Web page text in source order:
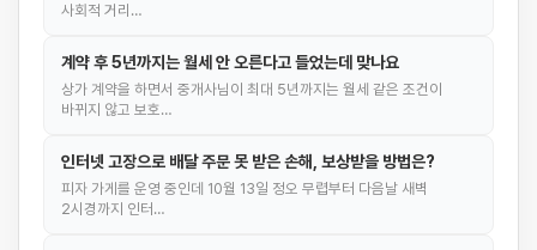
사회적 거리…
계약 후 5년까지는 월세 안 오른다고 들었는데 맞나요
상가 계약을 하면서 중개사님이 최대 5년까지는 월세 같은 조건이
바뀌지 않고 보호…
인터넷 고장으로 배달 주문 못 받은 손해, 보상받을 방법은?
피자 가게를 운영 중인데 10월 13일 정오 무렵부터 다음날 새벽
2시경까지 인터…